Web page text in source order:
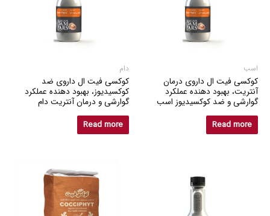
اسب
کوکسی فیت ال داروی درمان
آنتریت، بهبود دهنده عملکرد
گوارشی و ضد کوکسیدیوز اسب
Read more
دام
کوکسی فیت ال داروی ضد
کوکسیدیوز، بهبود دهنده عملکرد
گوارشی و درمان آنتریت دام
Read more